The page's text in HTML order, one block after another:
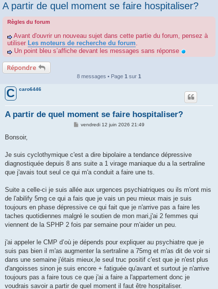
A partir de quel moment se faire hospitaliser?
Règles du forum
Avant d'ouvrir un nouveau sujet dans cette partie du forum, pensez à
utiliser Les moteurs de recherche du forum.
Un point bleu s’affiche devant les messages sans réponse
Répondre
8 messages • Page 1 sur 1
C caro6446
A partir de quel moment se faire hospitaliser?
M
g
vendredi 12 juin 2026 21:49
Bonsoir,
Je suis cyclothymique c'est a dire bipolaire a tendance dépressive
diagnostiquée depuis 8 ans suite a 1 virage maniaque du a la sertraline
que j'avais tout seul ce qui m'a conduit a faire une ts.
Suite a celle-ci je suis allée aux urgences psychiatriques ou ils m'ont mis
de l'abilify 5mg ce qui a fais que je vais un peu mieux mais je suis
toujours en phase dépressive ce qui fait que je n'arrive pas a faire les
taches quotidiennes malgré le soutien de mon mari,j'ai 2 femmes qui
viennent de la SPHP 2 fois par semaine pour m'aider un peu.
j'ai appeler le CMP d’où je dépends pour expliquer au psychiatre que je
suis pas bien il m'as augmenter la sertraline a 75mg et m'as dit de voir si
dans une semaine j'étais mieux,le seul truc positif c'est que je n'est plus
d'angoisses sinon je suis encore + fatiguée qu'avant et surtout je n'arrive
toujours pas a faire tous ce que j'ai a faire a l'appartement donc je
voudrais savoir a partir de quel moment il faut être hospitaliser.